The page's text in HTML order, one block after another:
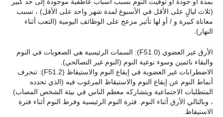
(ثلاث ليالٍ على الأقل في الأسبوع لمدة شهر واحد على الأقل) ، تسبب
معاناة كبيرة و / أو لها تأثير مزعج على الوظائف اليومية (التعب أثناء
النهار).
الأرق غير العضوي (F51.0): السمات الرئيسية هي الصعوبات في النوم
والبقاء نائمين وسوء نوعية النوم (النوم غير التصالحي).
الاضطرابات غير العضوية في إيقاع النوم والاستيقاظ (F51.2): تنحرف
أنماط النوم عن إيقاع النوم والاستيقاظ المرغوب فيه (الذي تحدده
المتطلبات الاجتماعية ويتشاركه معظم الناس في بيئة الشخص المصاب)
، وبالتالي الأرق أثناء النوم. فترة النوم الرئيسية وفرط النوم أثناء فترة
الاستيقاظ.